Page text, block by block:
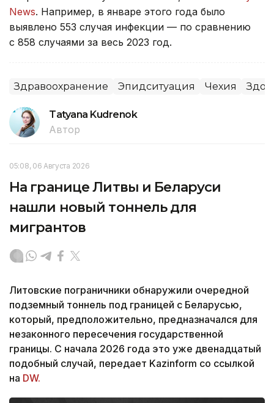
News. Например, в январе этого года было
выявлено 553 случая инфекции — по сравнению
с 858 случаями за весь 2023 год.
Здравоохранение Эпидситуация Чехия
Tatyana Kudrenok
Автор
05:08, 06 Августа 2026
На границе Литвы и Беларуси
нашли новый тоннель для
мигрантов
Литовские пограничники обнаружили очередной
подземный тоннель под границей с Беларусью,
который, предположительно, предназначался для
незаконного пересечения государственной
границы. С начала 2026 года это уже двенадцатый
подобный случай, передает Kazinform со ссылкой
на DW.